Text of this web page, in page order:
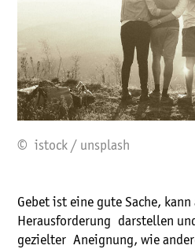
© istock / unsplash
Gebet ist eine gute Sache, kann
Herausforderung darstellen
gezielter Aneignung, wie